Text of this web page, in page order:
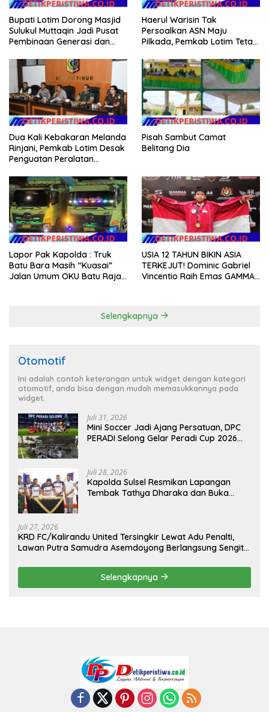
Bupati Lotim Dorong Masjid
Sulukul Muttaqin Jadi Pusat
Pembinaan Generasi dan
Haerul Warisin Tak
Persoalkan ASN Maju
Pilkada, Pemkab Lotim Tetap
Dua Kali Kebakaran Melanda
Rinjani, Pemkab Lotim Desak
Penguatan Peralatan
Pisah Sambut Camat
Belitang Dia
Lapor Pak Kapolda : Truk
Batu Bara Masih “Kuasai”
Jalan Umum OKU Batu Raja
USIA 12 TAHUN BIKIN ASIA
TERKEJUT! Dominic Gabriel
Vincentio Raih Emas GAMMA
Selengkapnya
Otomotif
Ini adalah contoh keterangan untuk widget dengan kategori
otomotif, anda bisa dengan mudah memasukkannya pada
widget.
Juli 31, 2026
Mini Soccer Jadi Ajang Persatuan, DPC
PERADI Selong Gelar Peradi Cup 2026
Juli 28, 2026
Kapolda Sulsel Resmikan Lapangan
Tembak Tathya Dharaka dan Buka
Juli 27, 2026
KRD FC/Kalirandu United Tersingkir Lewat Adu Penalti,
Lawan Putra Samudra Asemdoyong Berlangsung Sengit
Selengkapnya